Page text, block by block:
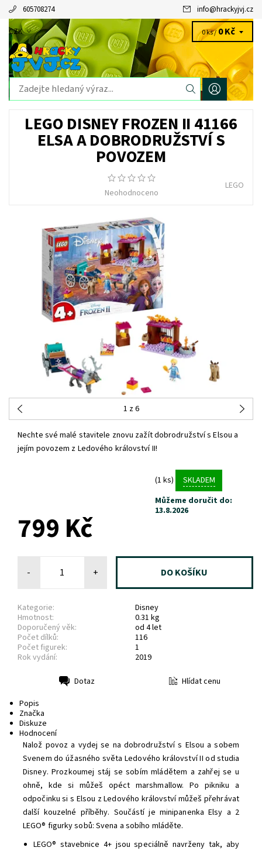
605708274 info@hrackyjvj.cz
CZK 0 ks /0 Kč
LEGO DISNEY FROZEN II 41166
ELSA A DOBRODRUŽSTVÍ S
POVOZEM
Neohodnoceno
LEGO
1 z 6
Nechte své malé stavitele znovu zažít dobrodružství s Elsou a
jejím povozem z Ledového království II!
(1 ks)
SKLADEM
Můžeme doručit do:
13.8.2026
799 Kč
- +
Kategorie:
Disney
Hmotnost:
0.31 kg
Doporučený věk:
od 4 let
Počet dílků:
116
Počet figurek:
1
Rok vydání:
2019
Dotaz
Hlídat cenu
Popis
Značka
Diskuze
Hodnocení
Nalož povoz a vydej se na dobrodružství s Elsou a sobem
Svenem do úžasného světa Ledového království II od studia
Disney. Prozkoumej stáj se sobím mládětem a zahřej se u
ohně, kde si můžeš opéct marshmallow. Po pikniku a
odpočinku si s Elsou z Ledového království můžeš přehrávat
další kouzelné příběhy. Součástí je minipanenka Elsy a 2
LEGO® figurky sobů: Svena a sobího mláděte.
LEGO® stavebnice 4+ jsou speciálně navrženy tak, aby